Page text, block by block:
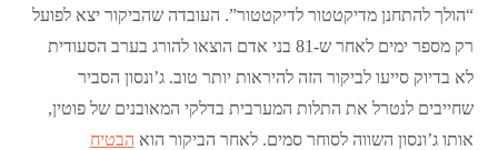
“הולך להתחנן מדיקטטור לדיקטטור”. העובדה שהביקור יצא לפועל
רק מספר ימים לאחר ש-81 בני אדם הוצאו להורג בערב הסעודית
לא בדיוק סייעו לביקור הזה להיראות יותר טוב. ג’ונסון הסביר
שחייבים לנטרל את התלות המערבית בדלקי המאובנים של פוטין,
אותו ג’ונסון השווה לסוחר סמים. לאחר הביקור הוא הבטיח